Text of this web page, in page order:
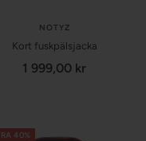
NOTYZ
Kort fuskpälsjacka
Försäljningspris
1 999,00 kr
40%